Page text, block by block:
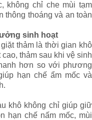
không chỉ che mùi tạm
thông thoáng và an toàn
sinh hoạt
thảm là thời gian khô
thảm sau khi vệ sinh
hơn so với phương
hạn chế ẩm mốc và
khô không chỉ giúp giữ
hạn chế nấm mốc, mùi